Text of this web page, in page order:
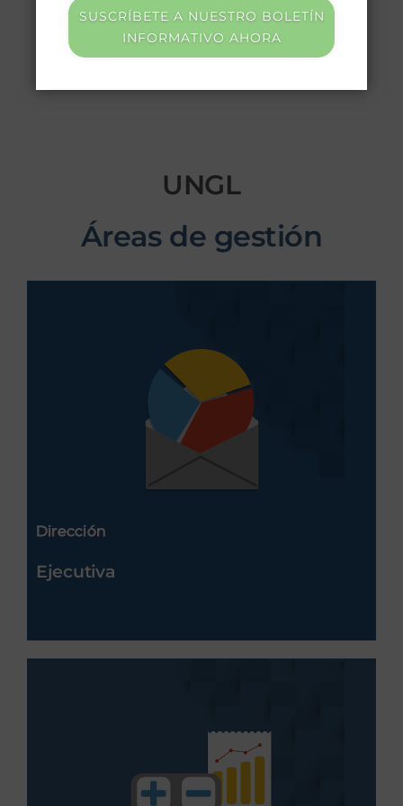
UNGL
Dirección
Ejecutiva
SUSCRÍBETE A NUESTRO BOLETÍN
INFORMATIVO AHORA